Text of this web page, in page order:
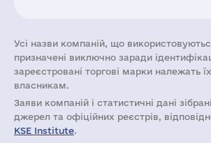
Усі назви компаній, що
призначені виключно заради
зареєстровані торгові марки належать
власникам.
Заяви компаній i статистичні дані
джерел та офіційних реєстрів,
KSE Institute.